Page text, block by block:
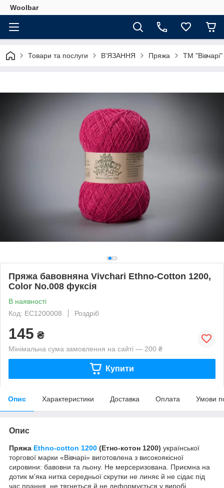
Woolbar
Товари та послуги В'ЯЗАННЯ Пряжа ТМ "Вівчарі"
Пряжа бавовняна Vivchari Ethno-Cotton 1200,
Color No.008 фуксія
В наявності
Код: EC1200008
Роздріб
145 ₴
Мінімальна сума замовлення на сайті — 200 ₴
Купити
Опис Характеристики Доставка Оплата Умови
Опис
Пряжа Ethno-cotton 1200 (Етно-котон 1200) української
торгової марки «Вівчарі» виготовлена з високоякісної
сировини: бавовни та льону. Не мерсеризована. Приємна на
дотик м'яка нитка середньої скрутки не линяє й не сідає під
час прання, не тягнеться й не деформується у виробі.